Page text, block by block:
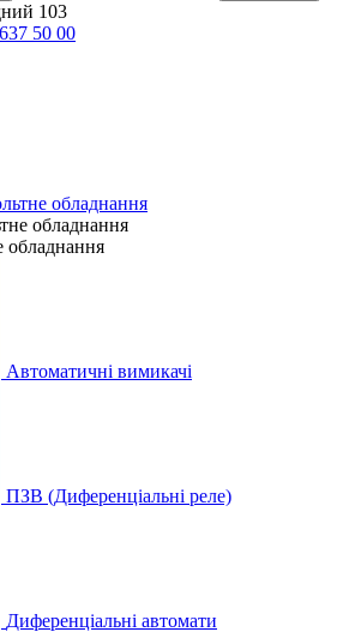
103
50 00
обладнання
обладнання
обладнання
Автоматичні вимикачі
ПЗВ (Диференціальні реле)
Диференціальні автомати